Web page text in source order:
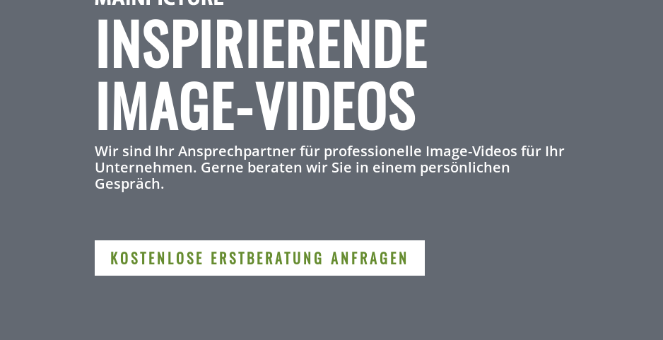
INSPIRIERENDE
IMAGE-VIDEOS
Wir sind Ihr Ansprechpartner für professionelle Image-Videos für Ihr
Unternehmen. Gerne beraten wir Sie in einem persönlichen
Gespräch.
KOSTENLOSE ERSTBERATUNG ANFRAGEN